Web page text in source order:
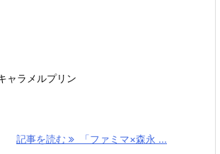
ラメルプリン
記事を読む 「ファミマ×森永 ...